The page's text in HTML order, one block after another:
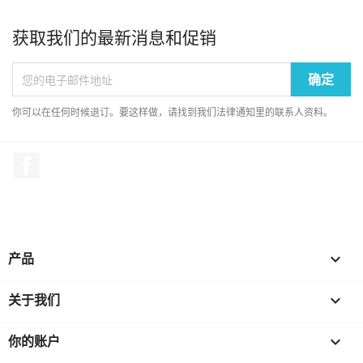
获取我们的最新消息和促销
你可以在任何时候退订。要这样做，请找到我们法律通知里的联系人资料。
产品 
关于我们 
你的账户 